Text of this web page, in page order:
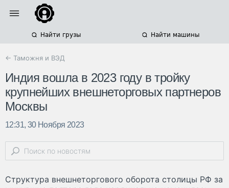
Найти грузы Найти машины
← Таможня и ВЭД
Индия вошла в 2023 году в тройку
крупнейших внешнеторговых партнеров
Москвы
12:31, 30 Ноября 2023
Структура внешнеторгового оборота столицы РФ за